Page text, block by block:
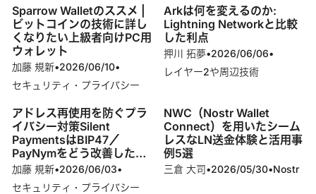
Sparrow Walletのススメ |
ビットコインの技術に詳し
くなりたい上級者向けPC用
ウォレット
加藤 規新•2026/06/10•
セキュリティ・プライバシー
Arkは何を変えるのか:
Lightning Networkと比較
した利点
押川 拓夢•2026/06/06•
レイヤー2や周辺技術
アドレス再使用を防ぐプラ
イバシー対策Silent
PaymentsはBIP47／
PayNymをどう改善したの
か
加藤 規新•2026/06/03•
セキュリティ・プライバシー
NWC（Nostr Wallet
Connect）を用いたシーム
レスなLN送金体験と活用事
例5選
三倉 大司•2026/05/30•Nostr